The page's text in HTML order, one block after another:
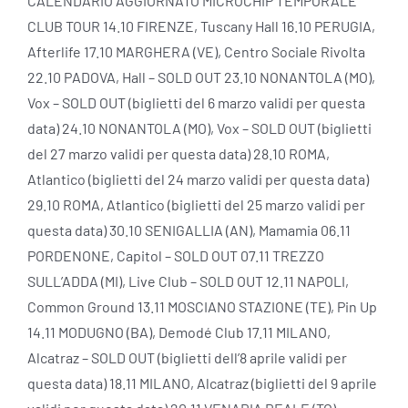
CLUB TOUR 14.10 FIRENZE, Tuscany Hall 16.10 PERUGIA,
Afterlife 17.10 MARGHERA (VE), Centro Sociale Rivolta
22.10 PADOVA, Hall – SOLD OUT 23.10 NONANTOLA (MO),
Vox – SOLD OUT (biglietti del 6 marzo validi per questa
data) 24.10 NONANTOLA (MO), Vox – SOLD OUT (biglietti
del 27 marzo validi per questa data) 28.10 ROMA,
Atlantico (biglietti del 24 marzo validi per questa data)
29.10 ROMA, Atlantico (biglietti del 25 marzo validi per
questa data) 30.10 SENIGALLIA (AN), Mamamia 06.11
PORDENONE, Capitol – SOLD OUT 07.11 TREZZO
SULL’ADDA (MI), Live Club – SOLD OUT 12.11 NAPOLI,
Common Ground 13.11 MOSCIANO STAZIONE (TE), Pin Up
14.11 MODUGNO (BA), Demodé Club 17.11 MILANO,
Alcatraz – SOLD OUT (biglietti dell’8 aprile validi per
questa data) 18.11 MILANO, Alcatraz (biglietti del 9 aprile